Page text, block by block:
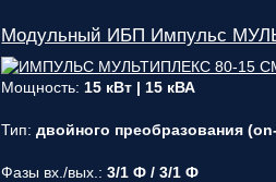
Модульный ИБП Импульс
Мощность: 15 кВт | 15 кВА
Тип:двойного преобразования
Фазы вх./вых.:3/1 Ф / 3/1 Ф